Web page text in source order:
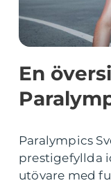
En
Paralympics
prestigefyllda
utövare med